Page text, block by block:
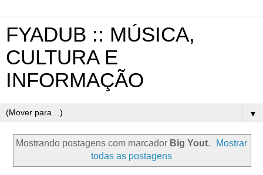
FYADUB :: MÚSICA,
CULTURA E
INFORMAÇÃO
▼
Mostrando postagens com marcador Big Yout.
Mostrar
todas as postagens